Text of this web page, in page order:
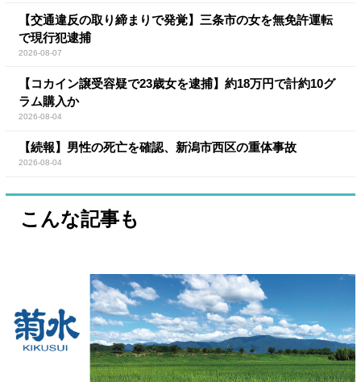
【交通違反の取り締まりで発覚】三条市の女を無免許運転
で現行犯逮捕
2026-08-07
【コカイン譲受容疑で23歳女を逮捕】約18万円で計約10グ
ラム購入か
2026-08-04
【続報】男性の死亡を確認、新潟市西区の重体事故
2026-08-04
こんな記事も